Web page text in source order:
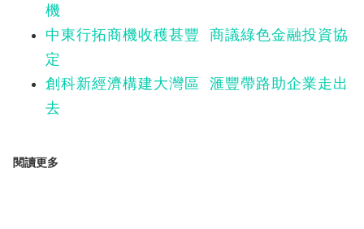
機
中東行拓商機收穫甚豐 商議綠色金融投資協
定
創科新經濟構建大灣區 滙豐帶路助企業走出
去
閱讀更多